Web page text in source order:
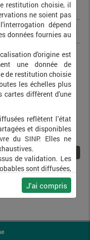
vernaculaire
(L')
restitution choisie, il
ne soient pas
dépend
données fournies au
d'origine est
une donnée de
de restitution choisie
les échelles plus
cartes diffèrent d'une
reflètent l’état
et disponibles
du SINP. Elles ne
de validation. Les
sont diffusées,
méthode n'est pas
J'ai compris